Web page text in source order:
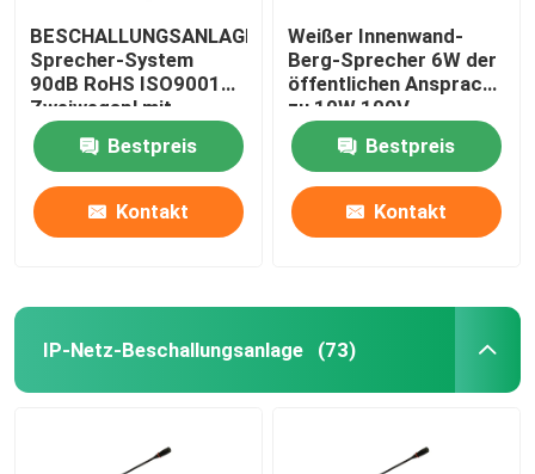
BESCHALLUNGSANLAGE-
Sprecher-System
90dB RoHS ISO9001
Zweiwegspl mit
schwarzem
MetallgitterBestpreis
Kontakt
Weißer Innenwand-
Berg-Sprecher 6W der
öffentlichen Ansprache
zu 10W 100V
Bestpreis
Kontakt
IP-Netz-Beschallungsanlage (73)